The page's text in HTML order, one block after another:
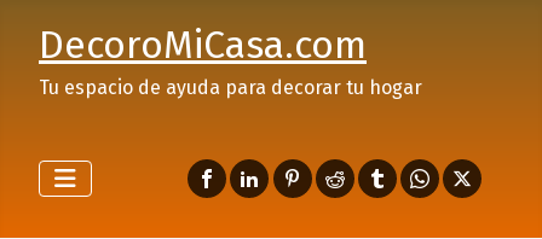
DecoroMiCasa.com
Tu espacio de ayuda para decorar tu hogar